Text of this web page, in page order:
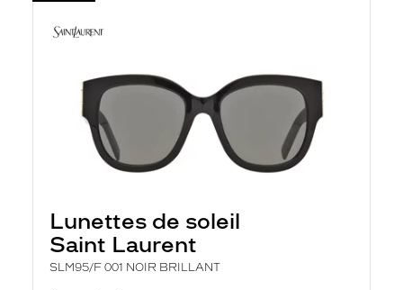
Lunettes de soleil
Saint Laurent
SLM95/F 001 NOIR BRILLANT